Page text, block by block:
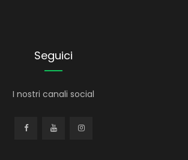
Seguici
I nostri canali social